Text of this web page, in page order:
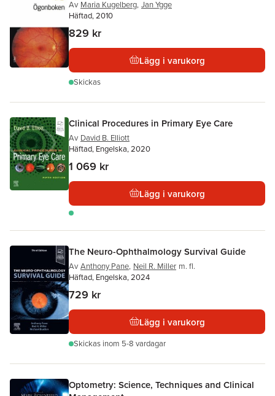
Av Maria Kugelberg, Jan Ygge
Häftad, 2010
829 kr
Lägg i varukorg
Skickas
Clinical Procedures in Primary Eye Care
Av David B. Elliott
Häftad, Engelska, 2020
1 069 kr
Lägg i varukorg
The Neuro-Ophthalmology Survival Guide
Av Anthony Pane, Neil R. Miller m. fl.
Häftad, Engelska, 2024
729 kr
Lägg i varukorg
Skickas inom 5-8 vardagar
Optometry: Science, Techniques and Clinical